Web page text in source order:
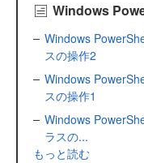
Windows
Windows
スの操作2
Windows
スの操作1
Windows
ラスの...
もっと読む